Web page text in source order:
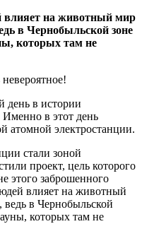
влияет на животный мир
в Чернобыльской зоне
которых там не
день в истории
в этот день
атомной электростанции.
стали зоной
проект, цель которого
этого заброшенного
влияет на животный
ведь в Чернобыльской
которых там не